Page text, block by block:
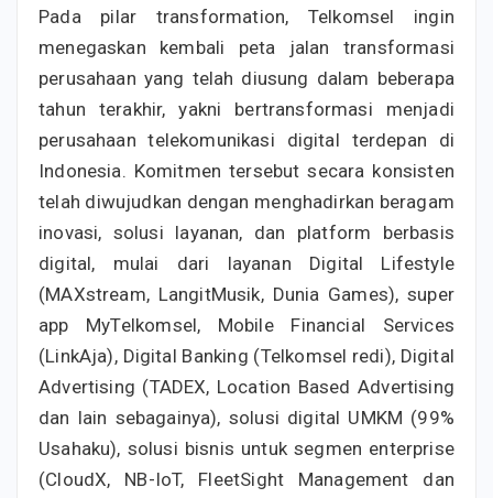
Pada pilar transformation, Telkomsel ingin
menegaskan kembali peta jalan transformasi
perusahaan yang telah diusung dalam beberapa
tahun terakhir, yakni bertransformasi menjadi
perusahaan telekomunikasi digital terdepan di
Indonesia. Komitmen tersebut secara konsisten
telah diwujudkan dengan menghadirkan beragam
inovasi, solusi layanan, dan platform berbasis
digital, mulai dari layanan Digital Lifestyle
(MAXstream, LangitMusik, Dunia Games), super
app MyTelkomsel, Mobile Financial Services
(LinkAja), Digital Banking (Telkomsel redi), Digital
Advertising (TADEX, Location Based Advertising
dan lain sebagainya), solusi digital UMKM (99%
Usahaku), solusi bisnis untuk segmen enterprise
(CloudX, NB-IoT, FleetSight Management dan